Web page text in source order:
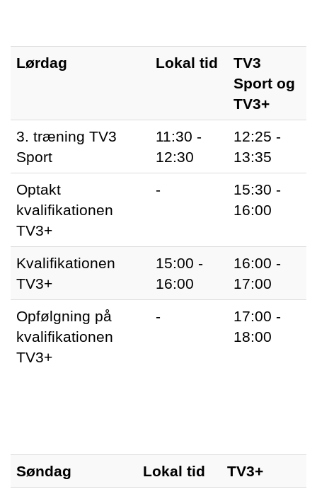
Lørdag Lokal tid
TV3
Sport og
TV3+
3. træning TV3
Sport
11:30 -
12:30
12:25 -
13:35
Optakt
kvalifikationen
TV3+
-
15:30 -
16:00
Kvalifikationen
TV3+
15:00 -
16:00
16:00 -
17:00
Opfølgning på
kvalifikationen
TV3+
-
17:00 -
18:00
Søndag Lokal tid
TV3+